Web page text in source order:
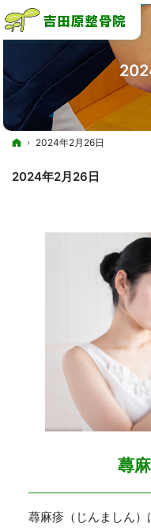
ホーム
2024年2月26日
2024年2月26日
蕁
蕁麻疹（じんましん